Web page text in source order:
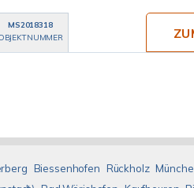
MS2018318
Biessenhofen Rückholz